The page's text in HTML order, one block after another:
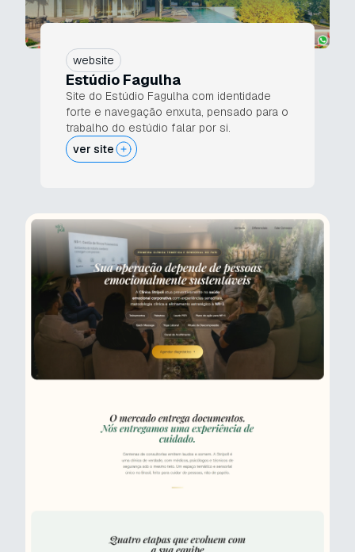
website
Estúdio Fagulha
Site do Estúdio Fagulha com identidade
forte e navegação enxuta, pensado para o
trabalho do estúdio falar por si.
ver site